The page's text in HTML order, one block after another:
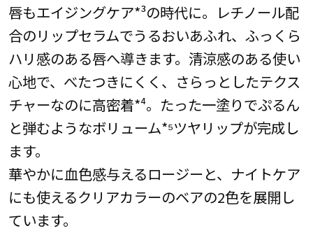
唇もエイジングケア*³の時代に。レチノール配
合のリップセラムでうるおいあふれ、ふっくら
ハリ感のある唇へ導きます。清涼感のある使い
心地で、べたつきにくく、さらっとしたテクス
チャーなのに高密着*⁴。たった一塗りでぷるん
と弾むようなボリューム*⁵ツヤリップが完成し
ます。
華やかに血色感与えるロージーと、ナイトケア
にも使えるクリアカラーのベアの2色を展開し
ています。